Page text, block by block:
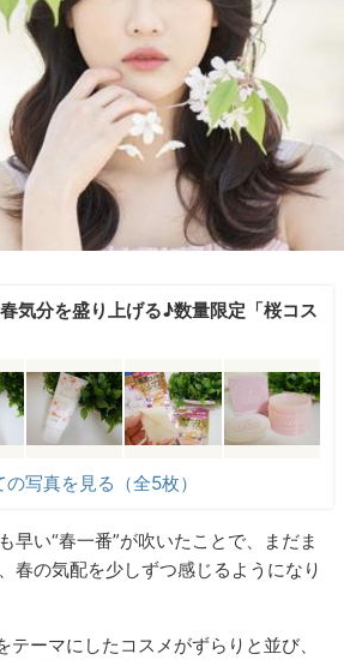
春気分を盛り上げる♪数量限定「桜コス
の写真を見る（全5枚）
早い“春一番”が吹いたことで、まだま
春の気配を少しずつ感じるようになり
テーマにしたコスメがずらりと並び、